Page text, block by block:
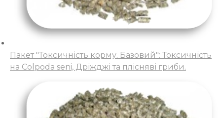
Пакет "Токсичність корму. Базовий": Токсичність
на Colpoda seni, Дріжджі та плісняві гриби.